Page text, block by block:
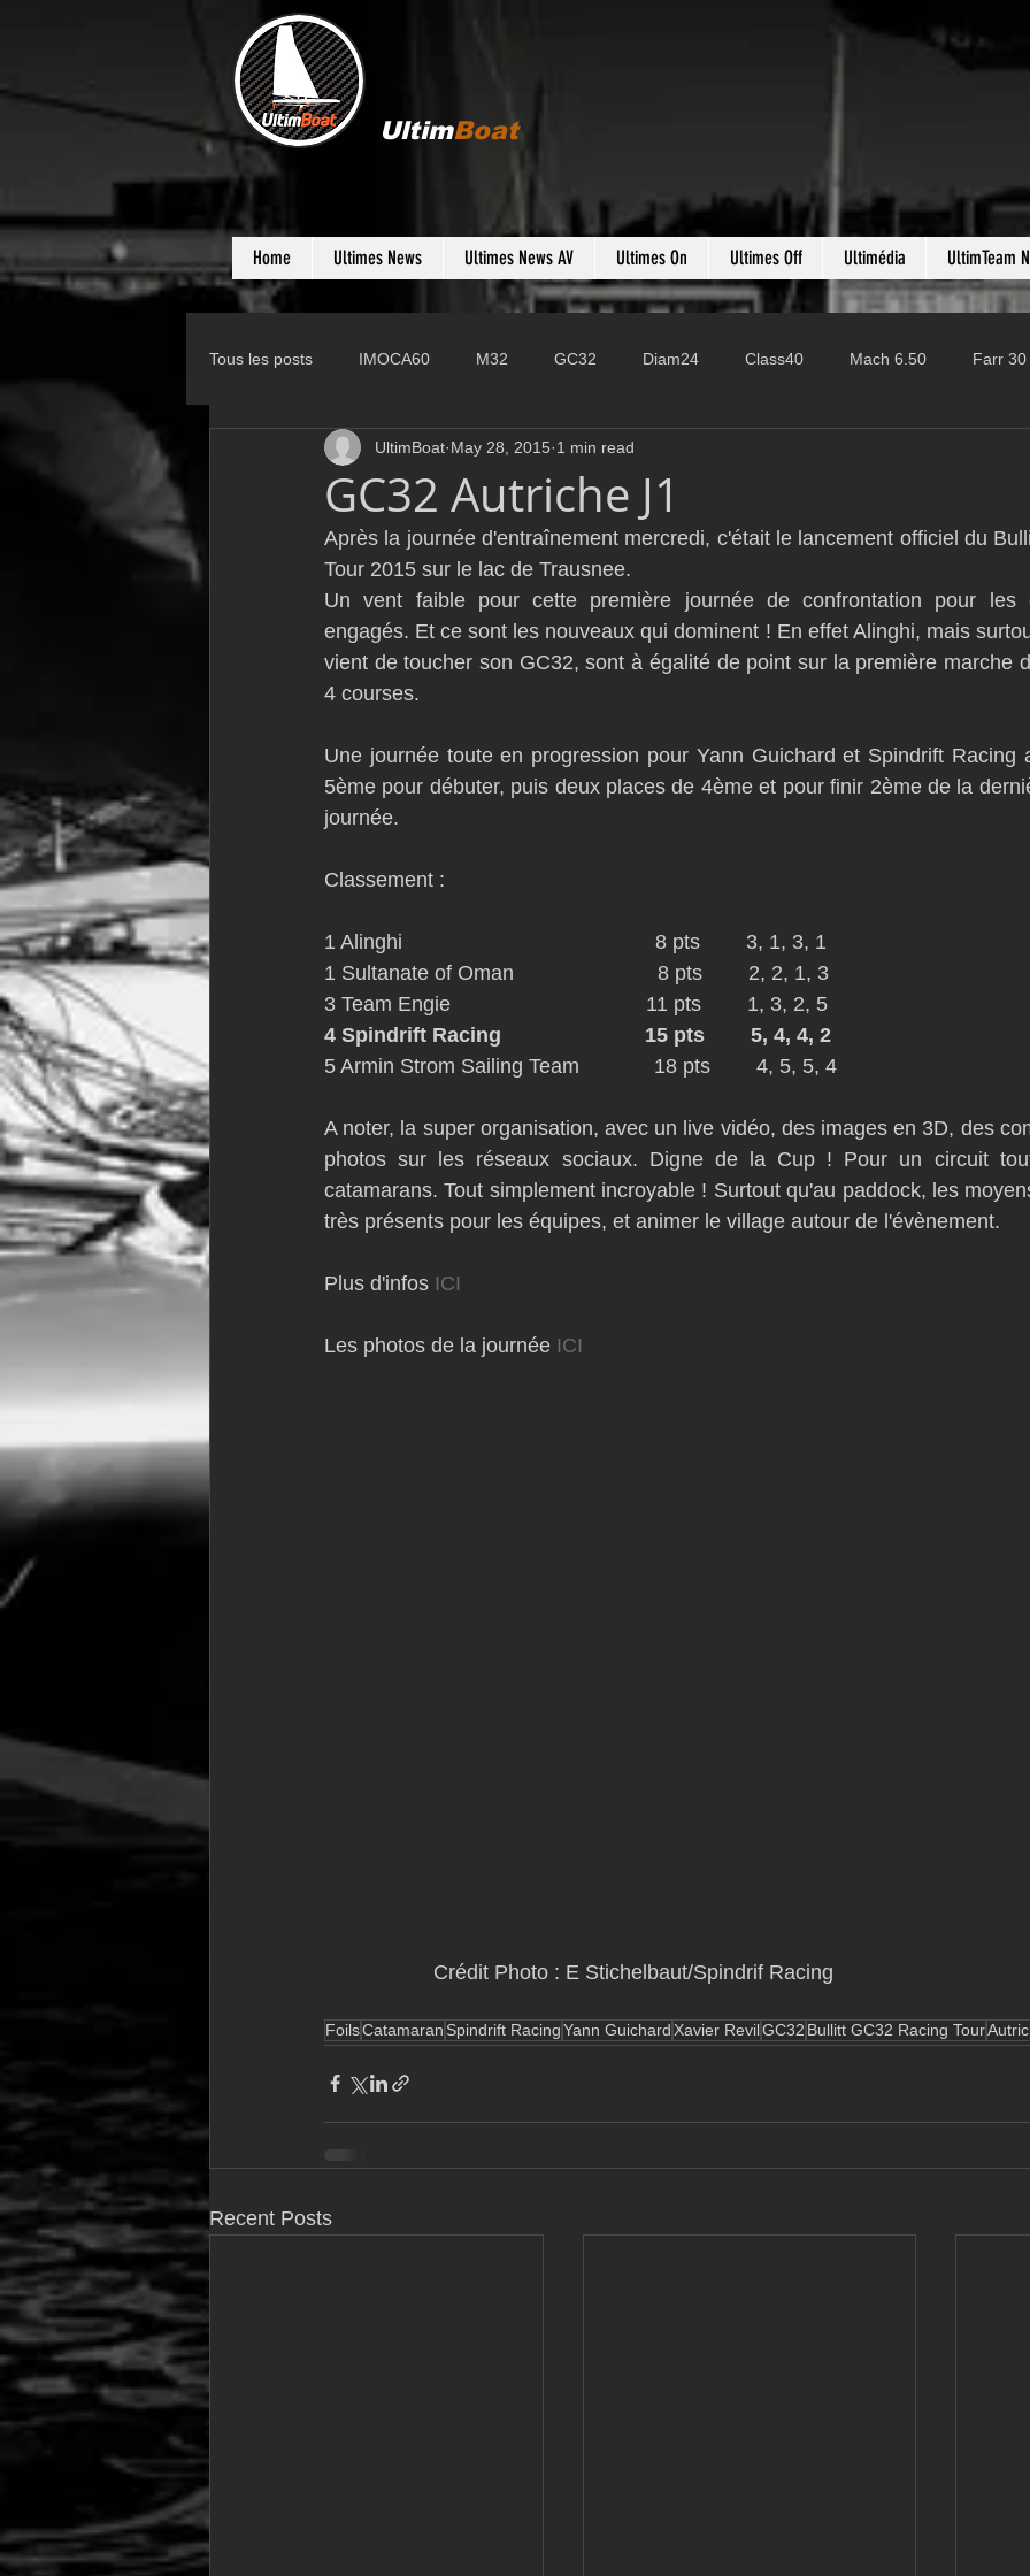
UltimBoat
Home Ultimes News Ultimes News AV Ultimes On Ultimes Off Ultimédia UltimTeam
Tous les posts IMOCA60 M32 GC32 Diam24 Class40 Mach 6.50 Farr 30
D35 Farr 280 Fast 40
Class Rhum JMD54 Botin 52 Classe 50 Figaro 3 Flying Phantom
TF35 Business AC75 Open 7.50
GC32 Autriche J1
UltimBoat May 28, 2015 1 min read
Après la journée d'entraînement mercredi, c'était le lancement officiel du
Tour 2015 sur le lac de Trausnee.
Un vent faible pour cette première journée de confrontation pour les
engagés. Et ce sont les nouveaux qui dominent ! En effet Alinghi, mais
vient de toucher son GC32, sont à égalité de point sur la première marche
4 courses.
Une journée toute en progression pour Yann Guichard et Spindrift Racing
5ème pour débuter, puis deux places de 4ème et pour finir 2ème de la
journée.
Classement :
1 Alinghi                                            8 pts        3, 1, 3, 1
1 Sultanate of Oman                         8 pts        2, 2, 1, 3
3 Team Engie                                  11 pts        1, 3, 2, 5
4 Spindrift Racing                         15 pts        5, 4, 4, 2
5 Armin Strom Sailing Team             18 pts        4, 5, 5, 4
A noter, la super organisation, avec un live vidéo, des images en 3D, des
photos sur les réseaux sociaux. Digne de la Cup ! Pour un circuit
catamarans. Tout simplement incroyable ! Surtout qu'au paddock, les
très présents pour les équipes, et animer le village autour de l'évènement.
Plus d'infos ICI
Les photos de la journée ICI
                   Crédit Photo : E Stichelbaut/Spindrif Racing
FoilsCatamaran Spindrift RacingYann Guichard Xavier RevilGC32 Bullitt GC32 Racing Tour
Recent Posts